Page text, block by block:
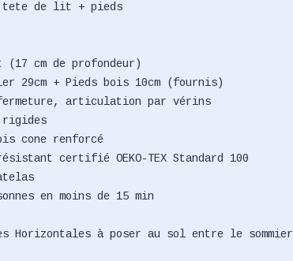
+ tete de lit + pieds
(17 cm de profondeur)
29cm + Pieds bois 10cm (fournis)
articulation par vérins
rigides
cone renforcé
certifié OEKO-TEX Standard 100
en moins de 15 min
Horizontales à poser au sol entre le sommier